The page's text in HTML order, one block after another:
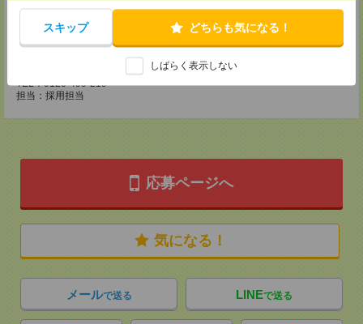
スキップ どちらも気になる！
しばらく表示しない
TEL：0120-923-052
CS_SHIZUOKA@manpowergroup.jp
担当：採用担当
〒510-0074 三重県四日市市鵜の森1-3-23四日市中央通りビル301号室
TEL：0120-499-219
担当：採用担当
応募ページへ
気になる！
メールで送る LINEで送る